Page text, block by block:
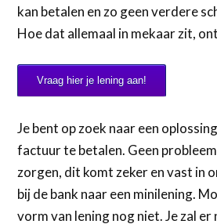
kan betalen en zo geen verdere
Hoe dat allemaal in mekaar zit,
Vraag hier je lening aan!
Je bent op zoek naar een
factuur te betalen. Geen
zorgen, dit komt zeker en vast in
bij de bank naar een minilening.
vorm van lening nog niet. Je zal er